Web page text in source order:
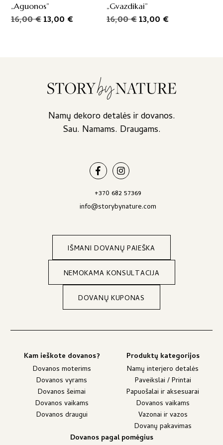
„Aguonos”
16,00€Original
13,00 €
„Gvazdikai”
16,00€Original
13,00 €
Namų dekoro detalės ir dovanos.
Sau. Namams. Draugams.
+370 682 57369
info@storybynature.com
IŠMANI DOVANŲ PAIEŠKA
NEMOKAMA KONSULTACIJA
DOVANŲ KUPONAS
Kam ieškote dovanos?
Dovanos moterims
Dovanos vyrams
Dovanos šeimai
Dovanos vaikams
Dovanos draugui
Produktų kategorijos
Namų interjero detalės
Paveikslai / Printai
Papuošalai ir aksesuarai
Dovanos vaikams
Vazonai ir vazos
Dovanų pakavimas
Dovanos pagal pomėgius